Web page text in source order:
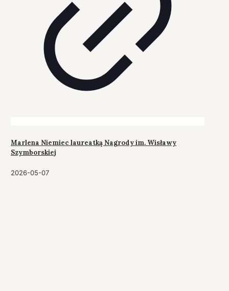
Marlena Niemiec laureatką Nagrody im. Wisławy
Szymborskiej
2026-05-07